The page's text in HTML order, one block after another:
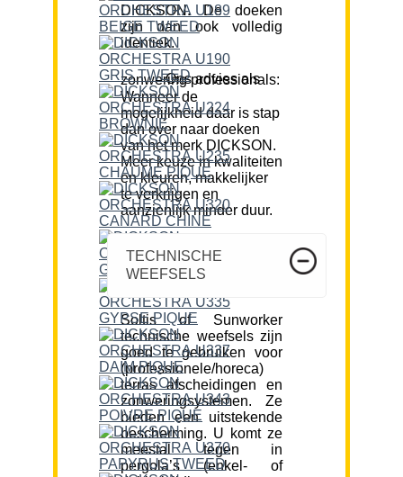
DICKSON. De doeken
zijn dan ook volledig
identiek.
Ons advies als zonwering professionals:
Wanneer de
mogelijkheid daar is stap
dan over naar doeken
van het merk DICKSON.
Meer keuze in kwaliteiten
en kleuren, makkelijker
te verkrijgen en
aanzienlijk minder duur.
TECHNISCHE
WEEFSELS
Soltis of Sunworker
technische weefsels zijn
goed te gebruiken voor
(professionele/horeca)
terras afscheidingen en
zonweringsystemen. Ze
bieden een uitstekende
bescherming. U komt ze
meestal tegen in
pergola’s (enkel- of